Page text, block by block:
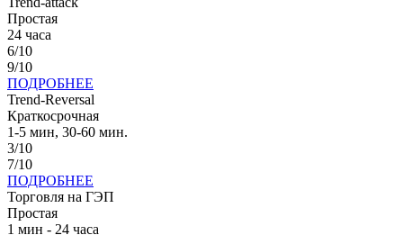
Простая
24 часа
6/10
9/10
ПОДРОБНЕЕ
Trend-Reversal
Краткосрочная
1-5 мин, 30-60 мин.
3/10
7/10
ПОДРОБНЕЕ
Торговля на ГЭП
Простая
1 мин - 24 часа